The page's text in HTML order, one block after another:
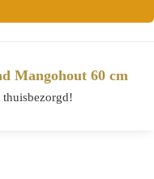
Mangohout 60 cm